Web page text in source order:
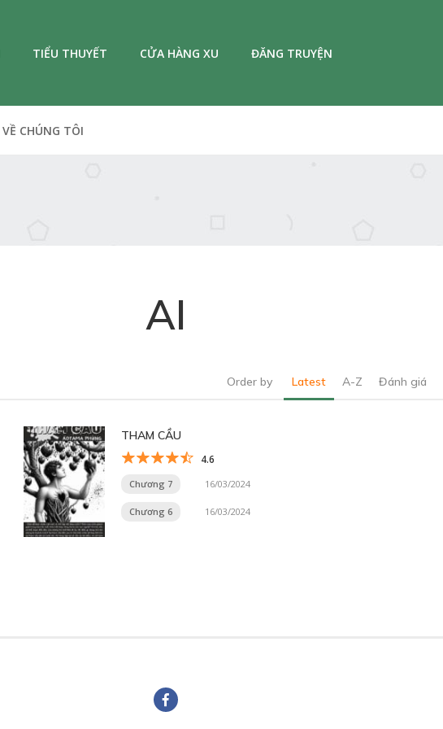
TIỂU THUYẾT CỬA HÀNG XU ĐĂNG TRUYỆN
VỀ CHÚNG TÔI
AI
Order by Latest A-Z Đánh giá
THAM CẦU
4.6
Chương 7 16/03/2024
Chương 6 16/03/2024